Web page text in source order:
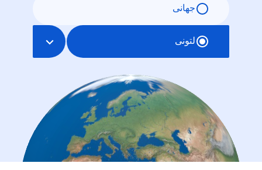
جهانی
لتونی